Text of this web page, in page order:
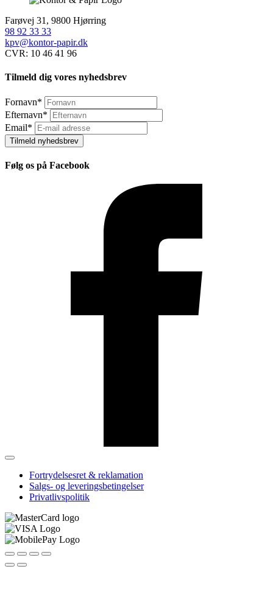
Farøvej 31, 9800 Hjørring
98 92 33 33
kpv@kontor-papir.dk
CVR: 10 46 41 96
Tilmeld dig vores nyhedsbrev
Fornavn*
Efternavn*
Email*
Tilmeld nyhedsbrev
Følg os på Facebook
Fortrydelsesret & reklamation
Salgs- og leveringsbetingelser
Privatlivspolitik